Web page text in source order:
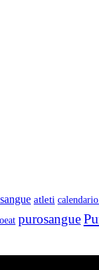
atleti
purosangue